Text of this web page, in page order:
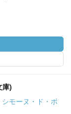
庫)
シモーヌ・ド・ボ